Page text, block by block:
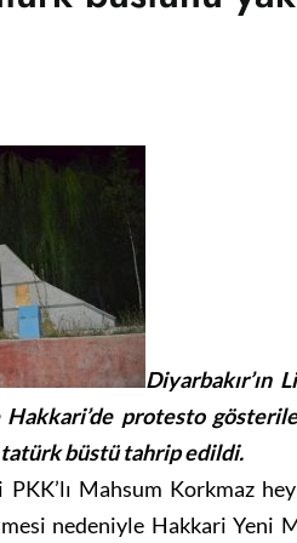
Hakkari’de protesto
büstü tahrip edildi.
PKK’lı Mahsum Korkmaz
nedeniyle Hakkari Yeni